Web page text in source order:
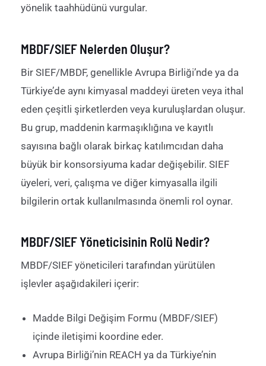
yönelik taahhüdünü vurgular.
MBDF/SIEF Nelerden Oluşur?
Bir SIEF/MBDF, genellikle Avrupa Birliği’nde ya da
Türkiye’de aynı kimyasal maddeyi üreten veya ithal
eden çeşitli şirketlerden veya kuruluşlardan oluşur.
Bu grup, maddenin karmaşıklığına ve kayıtlı
sayısına bağlı olarak birkaç katılımcıdan daha
büyük bir konsorsiyuma kadar değişebilir. SIEF
üyeleri, veri, çalışma ve diğer kimyasalla ilgili
bilgilerin ortak kullanılmasında önemli rol oynar.
MBDF/SIEF Yöneticisinin Rolü Nedir?
MBDF/SIEF yöneticileri tarafından yürütülen
işlevler aşağıdakileri içerir:
Madde Bilgi Değişim Formu (MBDF/SIEF)
içinde iletişimi koordine eder.
Avrupa Birliği’nin REACH ya da Türkiye’nin